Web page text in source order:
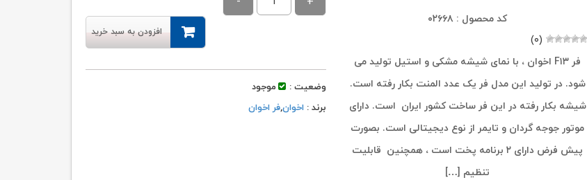
کد محصول : ۰۲۶۶۸
(۰)
فر F۱۳ اخوان ، با نمای شیشه مشکی و استیل تولید می
شود. در تولید این مدل فر یک عدد المنت بکار رفته است.
شیشه بکار رفته در این فر ساخت کشور ایران است. دارای
موتور جوجه گردان و تایمر از نوع دیجیتالی است. بصورت
پیش فرض دارای ۲ برنامه پخت است ، همچنین قابلیت
تنظیم […]
افزودن به سبد خرید
وضعیت :
موجود
برند : اخوان,فر اخوان